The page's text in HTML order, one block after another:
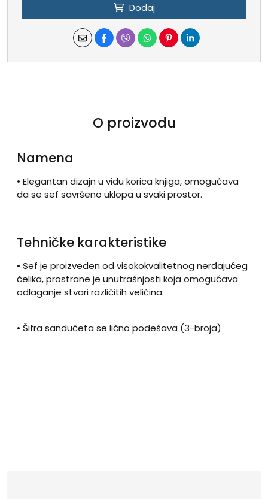
Dodaj
O proizvodu
Namena
• Elegantan dizajn u vidu korica knjiga, omogućava
da se sef savršeno uklopa u svaki prostor.
Tehničke karakteristike
• Sef je proizveden od visokokvalitetnog nerđajućeg
čelika, prostrane je unutrašnjosti koja omogućava
odlaganje stvari različitih veličina.
• Šifra sandučeta se lično podešava (3-broja)